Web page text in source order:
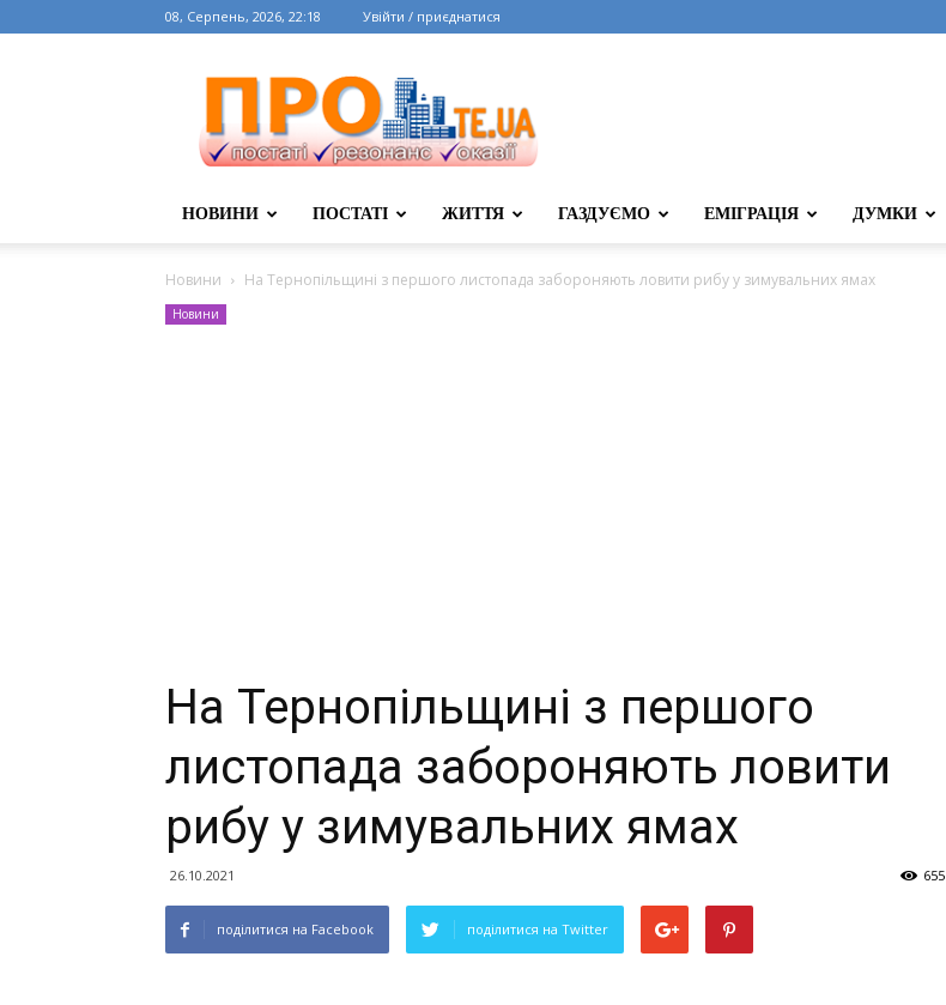
08, Серпень, 2026, 22:18 Увійти / приєднатися
НОВИНИ ПОСТАТІ ЖИТТЯ ГАЗДУЄМО ЕМІГРАЦІЯ ДУМКИ
Новини На Тернопільщині з першого листопада забороняють ловити рибу у зимувальних ямах
Новини
На Тернопільщині з першого
листопада забороняють ловити
рибу у зимувальних ямах
26.10.2021 655
поділитися на Facebook поділитися на Twitter